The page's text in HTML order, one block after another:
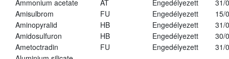
Ammonium acetate
AT Engedélyezett
31/
Amisulbrom
FU Engedélyezett
15/
Aminopyralid
HB Engedélyezett
31/
Amidosulfuron
HB Engedélyezett
30/
Ametoctradin
FU Engedélyezett
31/